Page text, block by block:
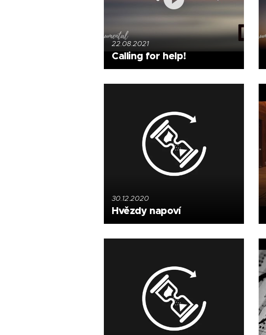
22.08.2021
Calling for help!
30.12.2020
Hvězdy napoví